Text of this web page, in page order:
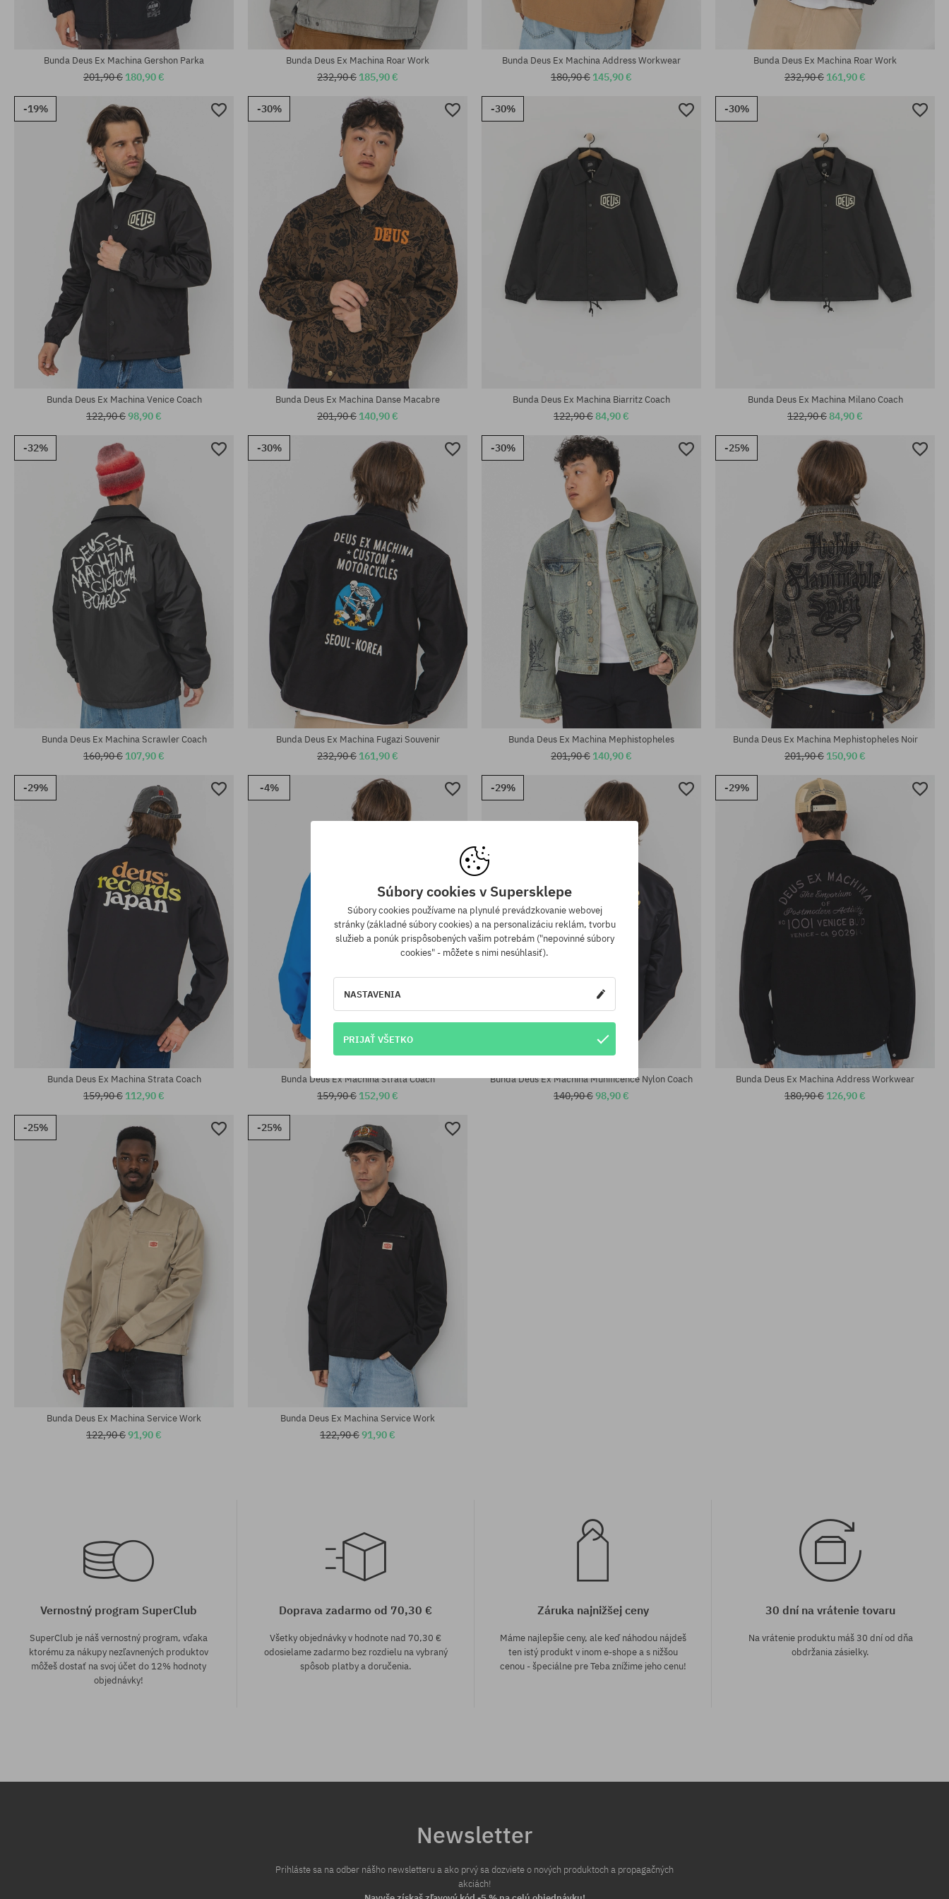
Dostupné veľkosti:
Bunda Deus Ex Machina Gershon Parka
201,90 € 180,90 €
Dostupné veľkosti:
Bunda Deus Ex Machina Roar Work
232,90 € 185,90 €
Bunda Deus Ex Machina Address Workwear
180,90 € 145,90 €
Bunda Deus Ex Machina Roar Work
232,90 € 161,90 €
-19%
Dostupné veľkosti:
Bunda Deus Ex Machina Venice Coach
122,90 €98,90 €
-30%
Dostupné veľkosti:
Bunda Deus Ex Machina Danse Macabre
201,90 € 140,90 €
-30%
Dostupné veľkosti:
M; L; XXL
Bunda Deus Ex Machina Biarritz Coach
122,90 €84,90 €
-30%
Dostupné veľkosti:
Bunda Deus Ex Machina Milano Coach
122,90 €84,90 €
-32%
Dostupné veľkosti:
Bunda Deus Ex Machina Scrawler Coach
160,90 € 107,90 €
-30%
Dostupné veľkosti:
Bunda Deus Ex Machina Fugazi Souvenir
232,90 € 161,90 €
-30%
Bunda Deus Ex Machina Mephistopheles
201,90 € 140,90 €
-25%
Dostupné veľkosti:
Bunda Deus Ex Machina Mephistopheles Noir
201,90 € 150,90 €
-29%
Dostupné veľkosti:
Bunda Deus Ex Machina Strata Coach
159,90 € 112,90 €
-4%
Dostupné veľkosti:
Bunda Deus Ex Machina Strata Coach
159,90 € 152,90 €
-29%
Bunda Deus Ex Machina Munificence Nylon Coach
140,90 €98,90 €
-29%
Bunda Deus Ex Machina Address Workwear
180,90 € 126,90 €
-25%
Bunda Deus Ex Machina Service Work
122,90 €91,90 €
-25%
Bunda Deus Ex Machina Service Work
122,90 €91,90 €
Vernostný program SuperClub
SuperClub je náš vernostný program, vďaka
ktorému za nákupy nezľavnených produktov
môžeš dostať na svoj účet do 12% hodnoty
objednávky!
Doprava zadarmo od 70,30 €
Všetky objednávky v hodnote nad 70,30 €
odosielame zadarmo bez rozdielu na vybraný
spôsob platby a doručenia.
Záruka najnižšej ceny
Máme najlepšie ceny, ale keď náhodou nájdeš
ten istý produkt v inom e-shope a s nižšou
cenou - špeciálne pre Teba znížime jeho cenu!
30 dní na vrátenie tovaru
Na vrátenie produktu máš 30 dní od dňa
obdržania zásielky.
Newsletter
Prihláste sa na odber nášho newsletteru a ako prvý sa dozviete o nových produktoch a propagačných
akciách!
Súbory cookies v Supersklepe
Súbory cookies používame na plynulé prevádzkovanie webovej
stránky (základné súbory cookies) a na personalizáciu reklám, tvorbu
služieb a ponúk prispôsobených vašim potrebám ("nepovinné súbory
cookies" - môžete s nimi nesúhlasiť).
NASTAVENIA
PRIJAŤ VŠETKO